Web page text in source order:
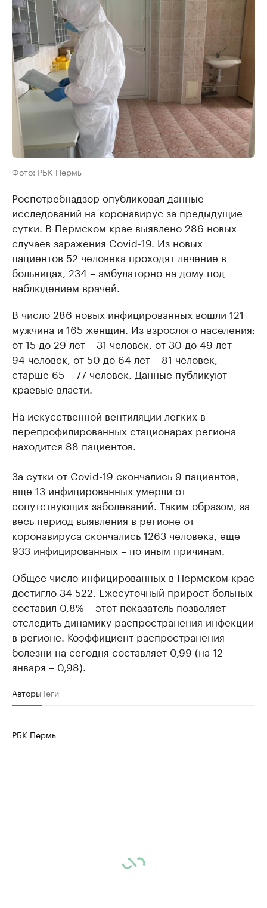
Фото: РБК Пермь
Роспотребнадзор опубликовал данные
исследований на коронавирус за предыдущие
сутки. В Пермском крае выявлено 286 новых
случаев заражения Covid-19. Из новых
пациентов 52 человека проходят лечение в
больницах, 234 – амбулаторно на дому под
наблюдением врачей.
В число 286 новых инфицированных вошли 121
мужчина и 165 женщин. Из взрослого населения:
от 15 до 29 лет – 31 человек, от 30 до 49 лет –
94 человек, от 50 до 64 лет – 81 человек,
старше 65 – 77 человек. Данные публикуют
краевые власти.
На искусственной вентиляции легких в
перепрофилированных стационарах региона
находится 88 пациентов.
За сутки от Covid-19 скончались 9 пациентов,
еще 13 инфицированных умерли от
сопутствующих заболеваний. Таким образом, за
весь период выявления в регионе от
коронавируса скончались 1263 человека, еще
933 инфицированных – по иным причинам.
Общее число инфицированных в Пермском крае
достигло 34 522. Ежесуточный прирост больных
составил 0,8% – этот показатель позволяет
отследить динамику распространения инфекции
в регионе. Коэффициент распространения
болезни на сегодня составляет 0,99 (на 12
января – 0,98).
АвторыТеги
РБК Пермь